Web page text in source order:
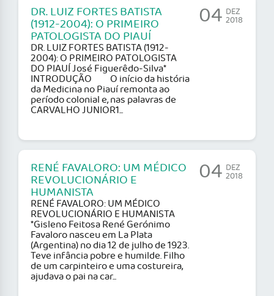
DR. LUIZ FORTES BATISTA
(1912-2004): O PRIMEIRO
PATOLOGISTA DO PIAUÍ
DR. LUIZ FORTES BATISTA (1912-
2004): O PRIMEIRO PATOLOGISTA
DO PIAUÍ José Figuerêdo-Silva*
INTRODUÇÃO O início da história
da Medicina no Piauí remonta ao
período colonial e, nas palavras de
CARVALHO JUNIOR1...
04 DEZ
2018
RENÉ FAVALORO: UM MÉDICO
REVOLUCIONÁRIO E
HUMANISTA
RENÉ FAVALORO: UM MÉDICO
REVOLUCIONÁRIO E HUMANISTA
*Gisleno Feitosa René Gerónimo
Favaloro nasceu em La Plata
(Argentina) no dia 12 de julho de 1923.
Teve infância pobre e humilde. Filho
de um carpinteiro e uma costureira,
ajudava o pai na car...
04 DEZ
2018